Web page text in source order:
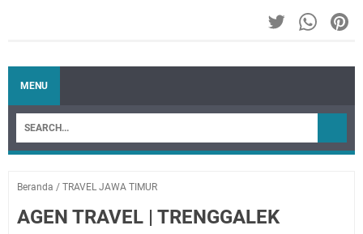
MENU
Beranda / TRAVEL JAWA TIMUR
AGEN TRAVEL | TRENGGALEK